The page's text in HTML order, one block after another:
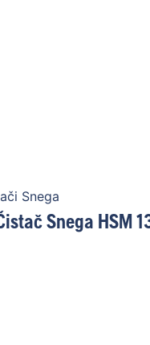
Snega
Snega HSM